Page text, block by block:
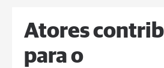
Atores
para o